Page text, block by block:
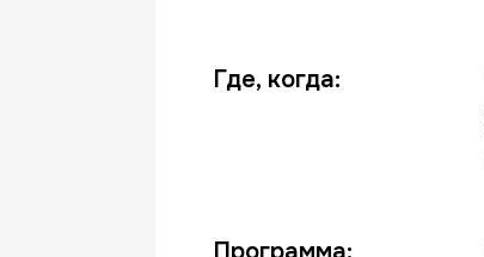
Где, когда: